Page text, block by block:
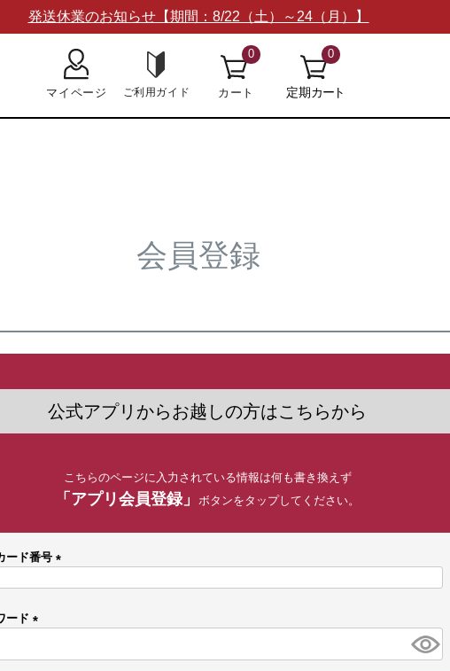
発送休業のお知らせ【期間：8/22（土）～24（月）】
0
0
会員登録
公式アプリからお越しの方はこちらから
こちらのページに入力されている情報は何も書き換えず
「アプリ会員登録」 ボタンをタップしてください。
ード番号
)
ード
必